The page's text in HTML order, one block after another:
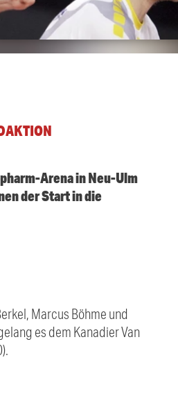
Arena in Neu-Ulm
der Start in die
Marcus Böhme und
es dem Kanadier Van